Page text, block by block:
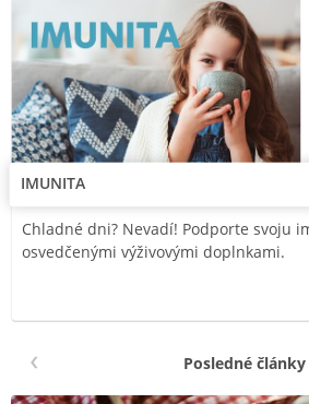
IMUNITA
Chladné dni? Nevadí! Podporte svoju
osvedčenými výživovými doplnkami.
Posledné články